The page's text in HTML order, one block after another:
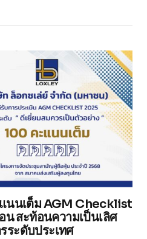
and website in this
time I comment.
แนนเต็ม AGM Checklist
น สะท้อนความเป็นเลิศ
ระดับประเทศ